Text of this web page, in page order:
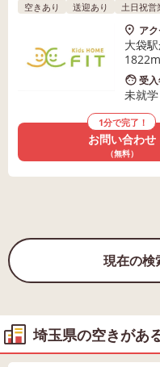
空きあり 送迎あり 土日祝営
ア
大袋
1822m
受
未就学
1分で完了！
お問い合わせ
（無料）
現在の検
埼玉県の空きがあ